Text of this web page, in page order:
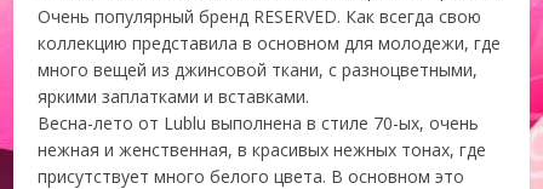
Очень популярный бренд RESERVED. Как всегда свою
коллекцию представила в основном для молодежи, где
много вещей из джинсовой ткани, с разноцветными,
яркими заплатками и вставками.
Весна-лето от Lublu выполнена в стиле 70-ых, очень
нежная и женственная, в красивых нежных тонах, где
присутствует много белого цвета. В основном это